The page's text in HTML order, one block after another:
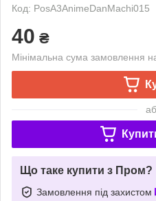
Код: PosА3AnimeDanMachi015
40 ₴
Мінімальна сума замовлення
Що таке купити з Пром?
Замовлення під захистом